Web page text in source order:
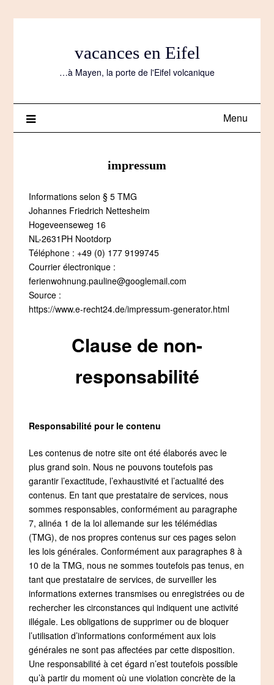
vacances en Eifel
…à Mayen, la porte de l'Eifel volcanique
Menu
impressum
Informations selon § 5 TMG
Johannes Friedrich Nettesheim
Hogeveenseweg 16
NL-2631PH Nootdorp
Téléphone : +49 (0) 177 9199745
Courrier électronique :
ferienwohnung.pauline@googlemail.com
Source :
https://www.e-recht24.de/impressum-generator.html
Clause de non-
responsabilité
Responsabilité pour le contenu
Les contenus de notre site ont été élaborés avec le
plus grand soin. Nous ne pouvons toutefois pas
garantir l’exactitude, l’exhaustivité et l’actualité des
contenus. En tant que prestataire de services, nous
sommes responsables, conformément au paragraphe
7, alinéa 1 de la loi allemande sur les télémédias
(TMG), de nos propres contenus sur ces pages selon
les lois générales. Conformément aux paragraphes 8 à
10 de la TMG, nous ne sommes toutefois pas tenus, en
tant que prestataire de services, de surveiller les
informations externes transmises ou enregistrées ou de
rechercher les circonstances qui indiquent une activité
illégale. Les obligations de supprimer ou de bloquer
l’utilisation d’informations conformément aux lois
générales ne sont pas affectées par cette disposition.
Une responsabilité à cet égard n’est toutefois possible
qu’à partir du moment où une violation concrète de la